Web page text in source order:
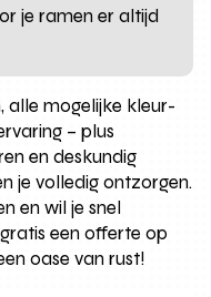
je ramen er altijd
alle mogelijke kleur-
– plus
en deskundig
je volledig ontzorgen.
en wil je snel
een offerte op
oase van rust!